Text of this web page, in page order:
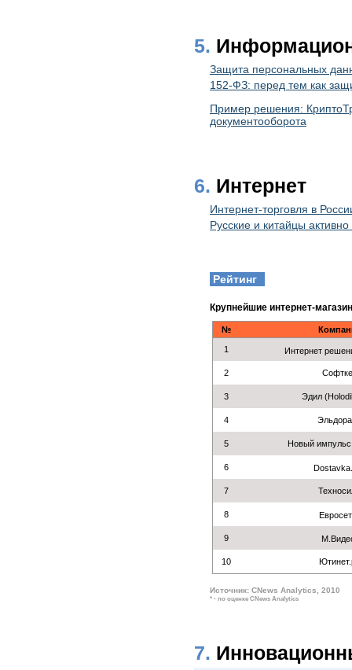
5.
Защита персональных
152-ФЗ: перед тем как
Пример решения:
документооборота
6. Интернет
Интернет-торговля в
Русские и китайцы
Рейтинг
Крупнейшие интернет-
№
1 Интернет
2
3 Эдил
4
5 Новый импульс
6
7
8
9
10
Источник: CNews Analytics, 2010
* - по оценке CNews Analytics
7.